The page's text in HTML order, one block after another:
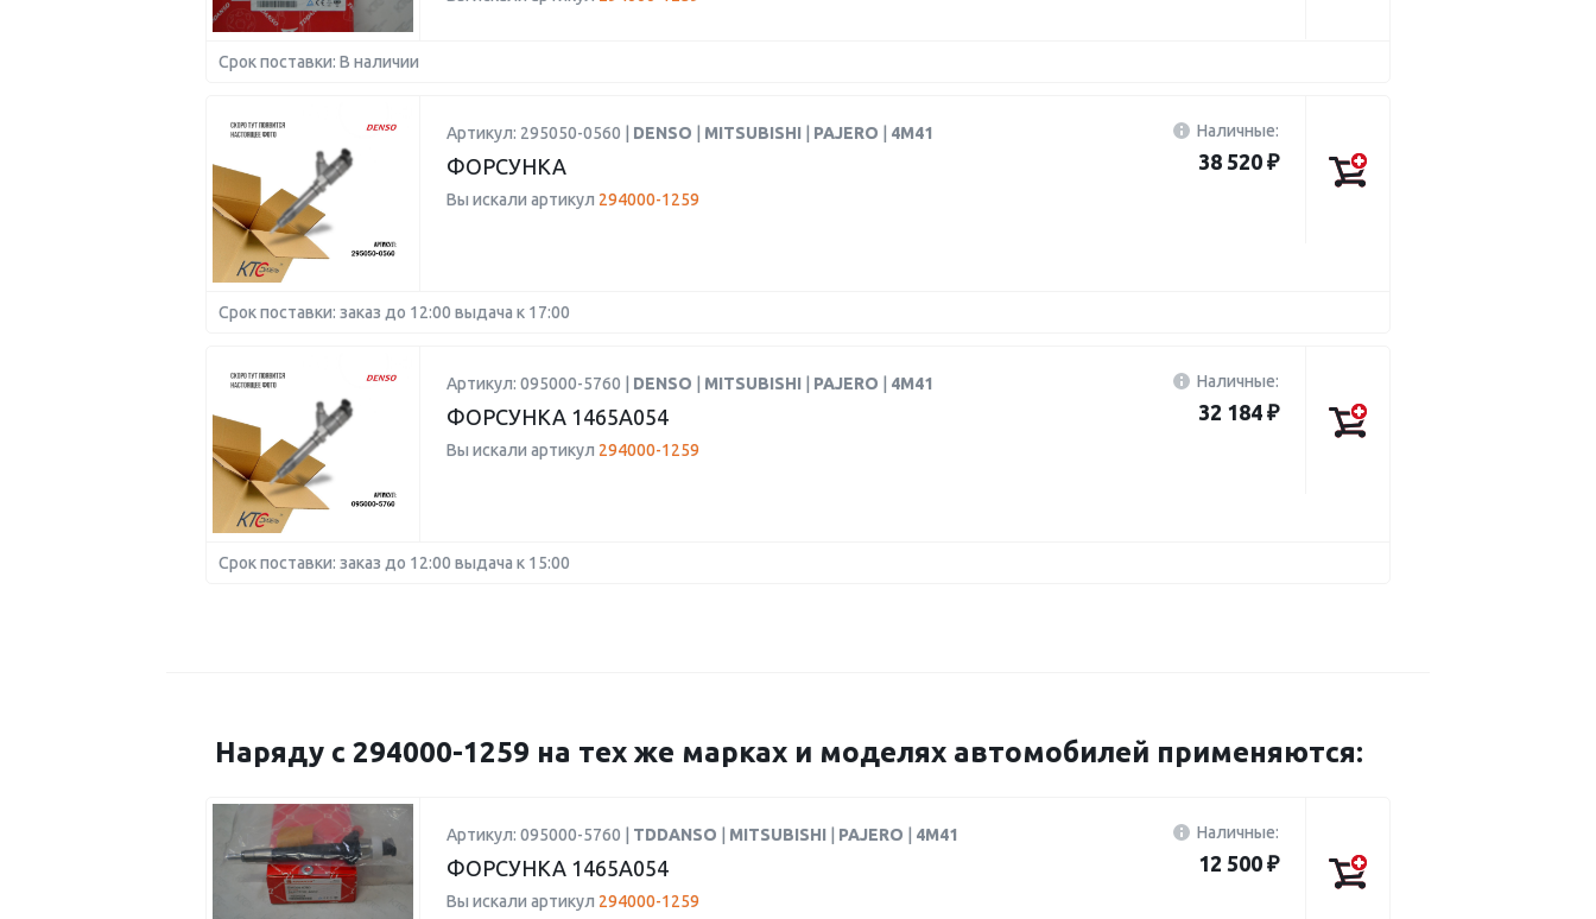
Срок поставки: В наличии
Артикул: 295050-0560 | DENSO MITSUBISHI PAJERO 4M41
ФОРСУНКА
Вы искали артикул 294000-1259
Наличные:
38 520 ₽
Срок поставки: заказ до 12:00 выдача к 17:00
Артикул: 095000-5760 | DENSO MITSUBISHI PAJERO 4M41
ФОРСУНКА 1465A054
Вы искали артикул 294000-1259
Наличные:
32 184 ₽
Срок поставки: заказ до 12:00 выдача к 15:00
Наряду с 294000-1259 на тех же марках и моделях автомобилей применяются:
Артикул: 095000-5760 | TDDANSO MITSUBISHI PAJERO 4M41
ФОРСУНКА 1465A054
Вы искали артикул 294000-1259
Наличные:
12 500 ₽